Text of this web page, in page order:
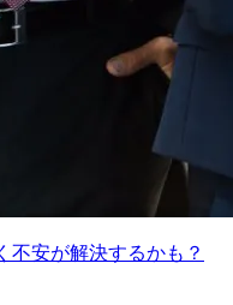
不安が解決するかも？